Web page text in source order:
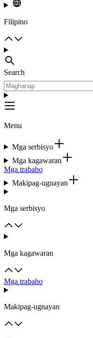
Filipino
Search
Menu
Mga serbisyo
Mga kagawaran
Mga trabaho
Makipag-ugnayan
Mga serbisyo
Mga kagawaran
Mga trabaho
Makipag-ugnayan